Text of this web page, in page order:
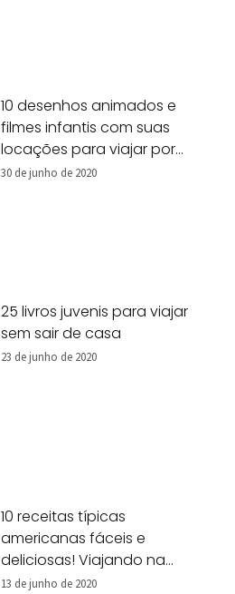
10 desenhos animados e
filmes infantis com suas
locações para viajar por
Nova York!
30 de junho de 2020
25 livros juvenis para viajar
sem sair de casa
23 de junho de 2020
10 receitas típicas
americanas fáceis e
deliciosas! Viajando na
nossa cozinha!
13 de junho de 2020